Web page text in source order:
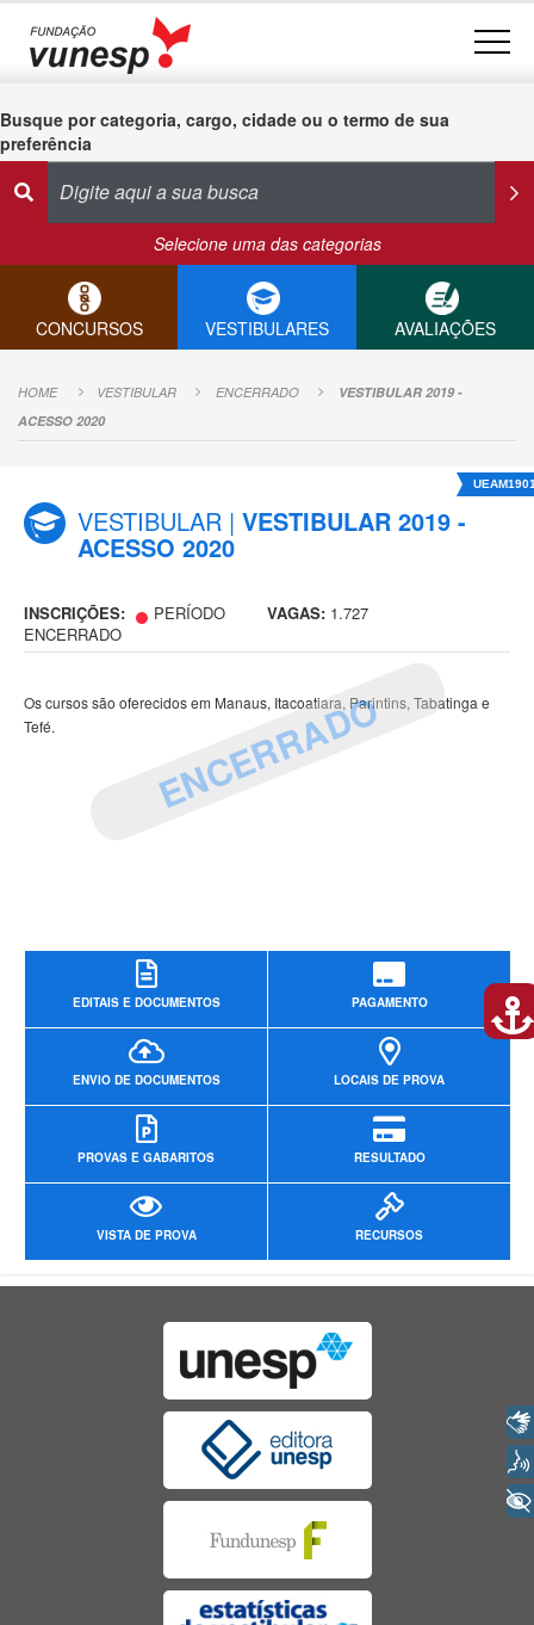
Busque por categoria, cargo, cidade ou o termo de sua
preferência
Selecione uma das categorias
CONCURSOS VESTIBULARES AVALIAÇÕES
HOME VESTIBULAR ENCERRADO
VESTIBULAR 2019 -
ACESSO 2020
VESTIBULAR | VESTIBULAR 2019 -
ACESSO 2020
INSCRIÇÕES:
PERÍODO
ENCERRADO
VAGAS: 1.727
ENCERRADO
Os cursos são oferecidos em Manaus, Itacoatiara, Parintins, Tabatinga e
Tefé.
EDITAIS E DOCUMENTOS PAGAMENTO
ENVIO DE DOCUMENTOS LOCAIS DE PROVA
PROVAS E GABARITOS RESULTADO
VISTA DE PROVA RECURSOS
+ Acessibilidade